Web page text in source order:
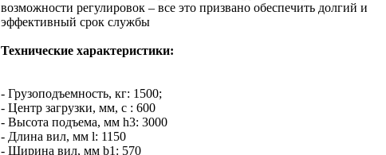
возможности регулировок – все это призвано обеспечить долгий и
эффективный срок службы
Технические характеристики:
- Грузоподъемность, кг: 1500;
- Центр загрузки, мм, с : 600
- Высота подъема, мм h3: 3000
- Длина вил, мм l: 1150
- Ширина вил, мм b1: 570